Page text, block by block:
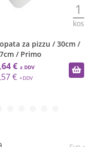
1
kos
za pizzu / 30cm /
/ Primo
€
€